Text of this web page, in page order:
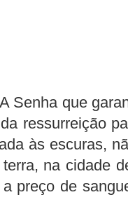
Senha que
ressurreição
às escuras,
na cidade
preço de